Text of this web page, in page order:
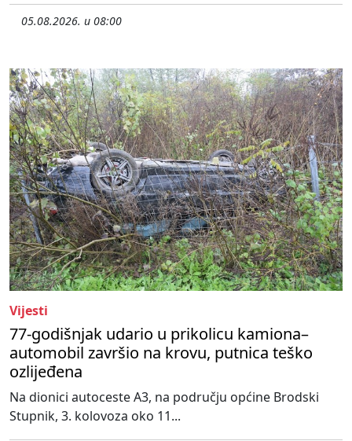
05.08.2026. u 08:00
Vijesti
77-godišnjak udario u prikolicu kamiona–
automobil završio na krovu, putnica teško
ozlijeđena
Na dionici autoceste A3, na području općine Brodski
Stupnik, 3. kolovoza oko 11...